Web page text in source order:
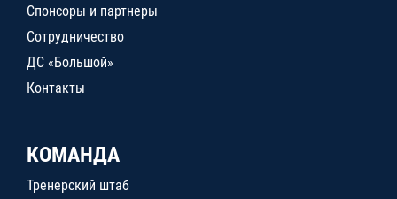
Спонсоры и партнеры
Сотрудничество
ДС «Большой»
Контакты
КОМАНДА
Тренерский штаб